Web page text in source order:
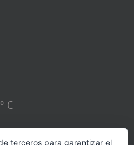
C
terceros para garantizar el